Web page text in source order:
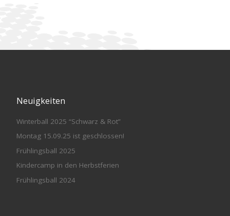
Neuigkeiten
Winterball 2025 “Schwarz & Rot”
Montag 15.09.25 ist geschlossen!
Frühlingsball 2025
Kindercamp in den Herbstferien
Frühlingsball 2024